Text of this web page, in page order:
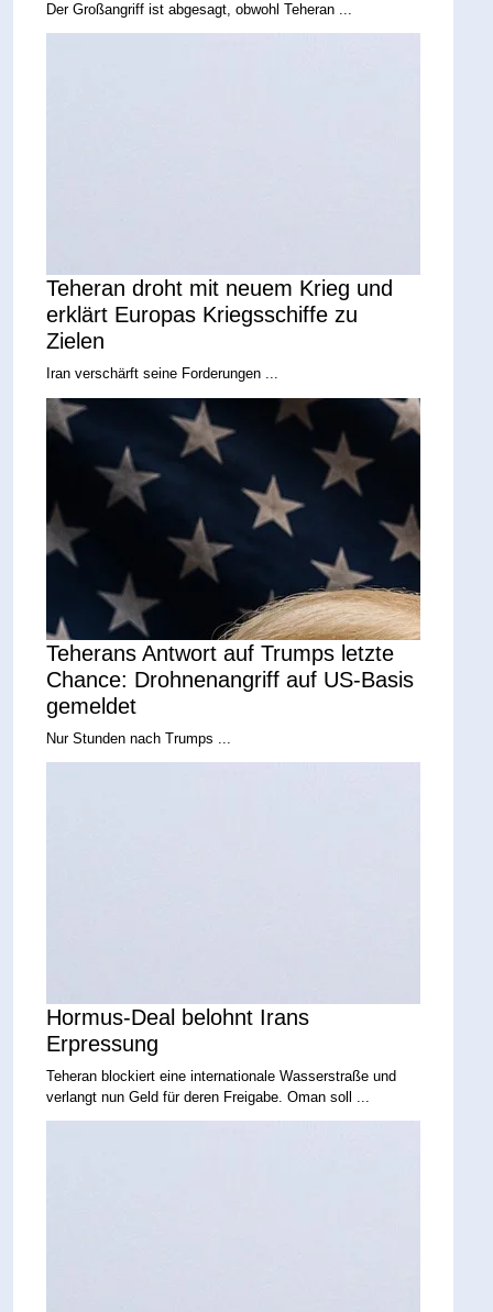
Der Großangriff ist abgesagt, obwohl Teheran ...
Teheran droht mit neuem Krieg und
erklärt Europas Kriegsschiffe zu
Zielen
Iran verschärft seine Forderungen ...
Teherans Antwort auf Trumps letzte
Chance: Drohnenangriff auf US-Basis
gemeldet
Nur Stunden nach Trumps ...
Hormus-Deal belohnt Irans
Erpressung
Teheran blockiert eine internationale Wasserstraße und
verlangt nun Geld für deren Freigabe. Oman soll ...